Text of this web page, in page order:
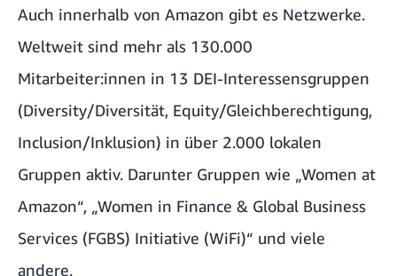
Auch innerhalb von Amazon gibt es Netzwerke.
Weltweit sind mehr als 130.000
Mitarbeiter:innen in 13 DEI-Interessensgruppen
(Diversity/Diversität, Equity/Gleichberechtigung,
Inclusion/Inklusion) in über 2.000 lokalen
Gruppen aktiv. Darunter Gruppen wie „Women at
Amazon“, „Women in Finance & Global Business
Services (FGBS) Initiative (WiFi)“ und viele
andere.